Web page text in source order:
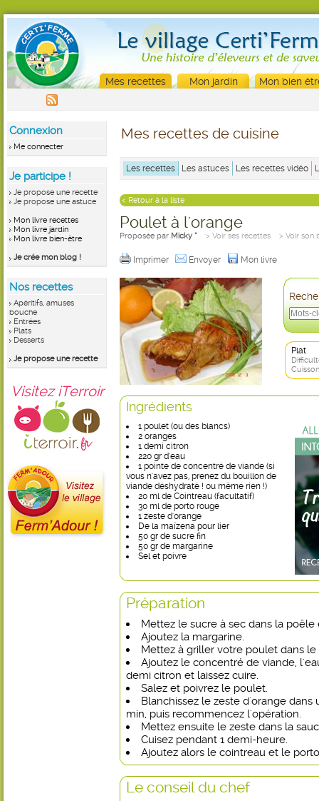
Mes recettes Mon jardin Mon bien
Connexion
Me connecter
Je participe !
Je propose une recette
Je propose une astuce
Mon livre recettes
Mon livre jardin
Mon livre bien-être
Je crée mon blog !
Nos recettes
Apéritifs, amuses
bouche
Entrées
Plats
Desserts
Je propose une recette
Visitez iTerroir
Mes recettes de cuisine
Les recettes Les astuces Les recettes vidéo
< Retour à la liste
Poulet à l'orange
Proposée par Micky * > Voir ses recettes > Voir son
Imprimer Envoyer Mon livre
Plat
Ingrédients
1 poulet (ou des blancs)
2 oranges
1 demi citron
220 gr d'eau
1 pointe de concentré de viande (si
vous n'avez pas, prenez du bouillon de
viande déshydraté ! ou même rien !)
20 ml de Cointreau (facultatif)
30 ml de porto rouge
1 zeste d'orange
De la maïzena pour lier
50 gr de sucre fin
50 gr de margarine
Sel et poivre
Préparation
Mettez le sucre à sec dans la poêle
Ajoutez la margarine.
Mettez à griller votre poulet dans le
Ajoutez le concentré de viande,
demi citron et laissez cuire.
Salez et poivrez le poulet.
Blanchissez le zeste d'orange dans
min, puis recommencez l'opération.
Mettez ensuite le zeste dans la
Cuisez pendant 1 demi-heure.
Ajoutez alors le cointreau et le
Le conseil du chef